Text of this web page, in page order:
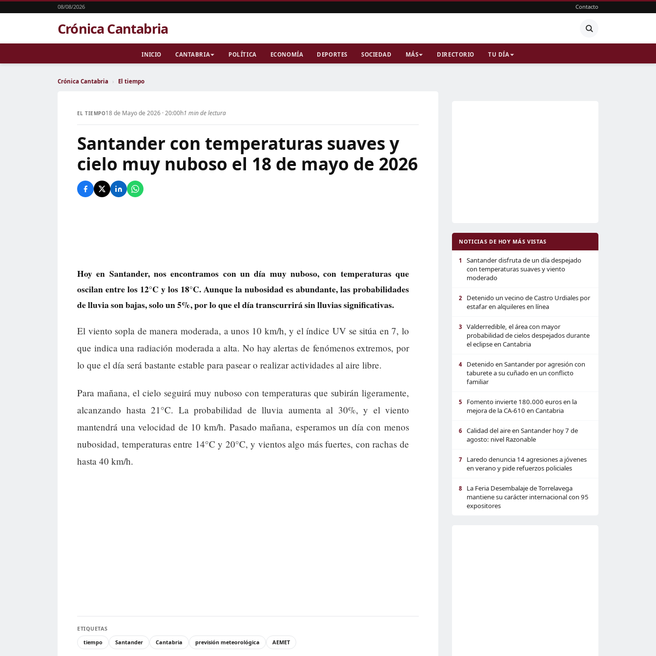
08/08/2026 Contacto
Crónica Cantabria
INICIO CANTABRIA POLÍTICA ECONOMÍA DEPORTES SOCIEDAD MÁS DIRECTORIO TU DÍA
Crónica Cantabria › El tiempo
EL TIEMPO18 de Mayo de 2026 · 20:00h1 min de lectura
Santander con temperaturas suaves y
cielo muy nuboso el 18 de mayo de 2026
Hoy en Santander, nos encontramos con un día muy nuboso, con temperaturas que
oscilan entre los 12°C y los 18°C. Aunque la nubosidad es abundante, las probabilidades
de lluvia son bajas, solo un 5%, por lo que el día transcurrirá sin lluvias significativas.
El viento sopla de manera moderada, a unos 10 km/h, y el índice UV se sitúa en 7, lo
que indica una radiación moderada a alta. No hay alertas de fenómenos extremos, por
lo que el día será bastante estable para pasear o realizar actividades al aire libre.
Para mañana, el cielo seguirá muy nuboso con temperaturas que subirán ligeramente,
alcanzando hasta 21°C. La probabilidad de lluvia aumenta al 30%, y el viento
mantendrá una velocidad de 10 km/h. Pasado mañana, esperamos un día con menos
nubosidad, temperaturas entre 14°C y 20°C, y vientos algo más fuertes, con rachas de
hasta 40 km/h.
ETIQUETAS
tiempo
Santander Cantabria previsión meteorológica AEMET
NOTICIAS DE HOY MÁS VISTAS
1
Santander disfruta de un día despejado
con temperaturas suaves y viento
moderado
2
Detenido un vecino de Castro Urdiales por
estafar en alquileres en línea
3
Valderredible, el área con mayor
probabilidad de cielos despejados durante
el eclipse en Cantabria
4
Detenido en Santander por agresión con
taburete a su cuñado en un conflicto
familiar
5
Fomento invierte 180.000 euros en la
mejora de la CA-610 en Cantabria
6
Calidad del aire en Santander hoy 7 de
agosto: nivel Razonable
7
Laredo denuncia 14 agresiones a jóvenes
en verano y pide refuerzos policiales
8
La Feria Desembalaje de Torrelavega
mantiene su carácter internacional con 95
expositores